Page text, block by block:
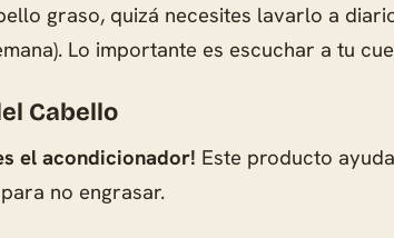
graso, quizá necesites lavarlo a
Lo importante es escuchar a tu
Cabello
el acondicionador! Este producto
no engrasar.